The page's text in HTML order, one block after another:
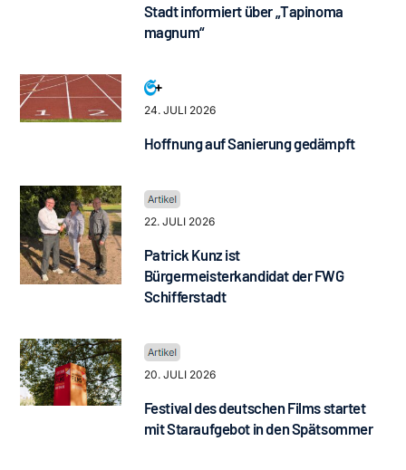
Stadt informiert über „Tapinoma
magnum“
24. JULI 2026
Hoffnung auf Sanierung gedämpft
22. JULI 2026
Patrick Kunz ist
Bürgermeisterkandidat der FWG
Schifferstadt
20. JULI 2026
Festival des deutschen Films startet
mit Staraufgebot in den Spätsommer